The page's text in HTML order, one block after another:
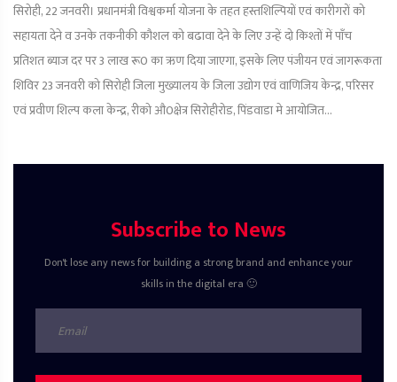
सिरोही, 22 जनवरी। प्रधानमंत्री विश्वकर्मा योजना के तहत हस्तशिल्पियों एवं कारीगरों को
सहायता देने व उनके तकनीकी कौशल को बढावा देने के लिए उन्हें दो किश्तों में पाॅंच
प्रतिशत ब्याज दर पर 3 लाख रू0 का ऋण दिया जाएगा, इसके लिए पंजीयन एवं जागरूकता
शिविर 23 जनवरी को सिरोही जिला मुख्यालय के जिला उद्योग एवं वाणिजिय केन्द्र, परिसर
एवं प्रवीण शिल्प कला केन्द्र, रीको औ0क्षेत्र सिरोहीरोड, पिंडवाडा मे आयोजित...
Subscribe to News
Don't lose any news for building a strong brand and enhance your
skills in the digital era 🙂